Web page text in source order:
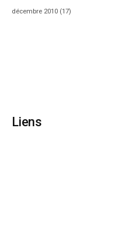
décembre 2010 (17)
Liens